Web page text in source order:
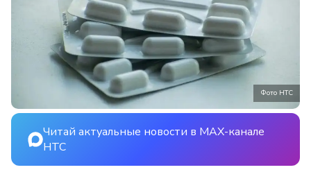
Фото НТС
Читай актуальные новости в MAX-канале
НТС